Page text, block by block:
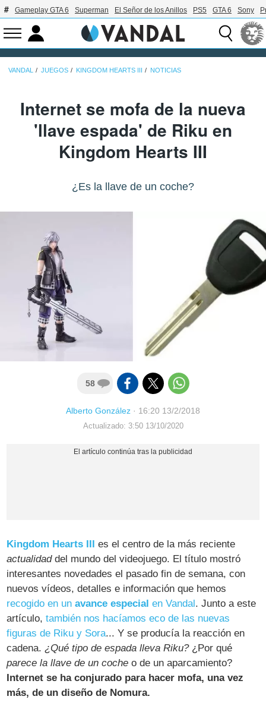
Gameplay GTA 6 Superman El Señor de los Anillos PS5 GTA 6 Sony
VANDAL JUEGOS KINGDOM HEARTS III NOTICIAS
Internet se mofa de la nueva
'llave espada' de Riku en
Kingdom Hearts III
¿Es la llave de un coche?
58
Alberto González · 16:20 13/2/2018
Actualizado: 3:50 13/10/2020
Kingdom Hearts III es el centro de la más reciente
actualidaddel mundo del videojuego. El título mostró
interesantes novedades el pasado fin de semana, con
nuevos vídeos, detalles e información que hemos
recogido en unavance especial en Vandal. Junto a este
artículo,también nos hacíamos eco de las nuevas
figuras de Riku y Sora... Y se producía la reacción en
cadena.¿Qué tipo de espada lleva Riku?¿Por qué
parece la llave de un coche o de un aparcamiento?
Internet se ha conjurado para hacer mofa, una vez
más, de un diseño de Nomura.